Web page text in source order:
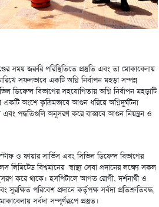
সময় জরুরি পরিস্থিতিতে প্রস্তুতি এবং তা মোকাবেলায়
সফলভাবে একটি অগ্নি নির্বাপন মহড়া সম্পন্ন
ডিফেন্স বিভাগের সহযোগিতায় অগ্নি নির্বাপন মহড়াটি
একটি অংশে কৃত্রিমভাবে আগুন ধরিয়ে অগ্নিদুর্ঘটনা
এবং পদ্ধতিগুলি অনুসরণ করে বাস্তাবে আগুন নিয়ন্ত্রন ও
ও ফায়ার সার্ভিস এবং সিভিল ডিফেন্স বিভাগের
বিশ্বমানের স্বাস্থ্য সেবা প্রদানের লক্ষ্যে সকল
করে থাকে। হসপিটালে আগত রোগী, দর্শনার্থী ও
পরিবেশ প্রদানে কর্তৃপক্ষ সর্বদা প্রতিশ্রুতিবদ্ধ,
সর্বদা সম্পূর্ণরূপে প্রস্তুত।